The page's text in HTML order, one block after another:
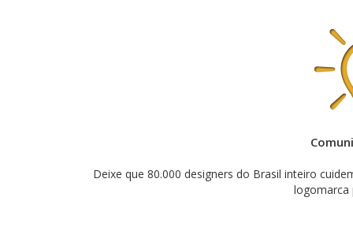
Deixe que 80.000 designers do Brasil inteiro
logomarca